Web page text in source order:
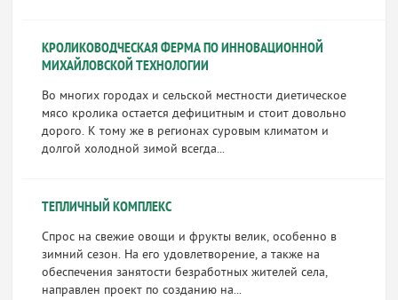
КРОЛИКОВОДЧЕСКАЯ ФЕРМА ПО ИННОВАЦИОННОЙ
МИХАЙЛОВСКОЙ ТЕХНОЛОГИИ
Во многих городах и сельской местности диетическое
мясо кролика остается дефицитным и стоит довольно
дорого. К тому же в регионах суровым климатом и
долгой холодной зимой всегда...
ТЕПЛИЧНЫЙ КОМПЛЕКС
Спрос на свежие овощи и фрукты велик, особенно в
зимний сезон. На его удовлетворение, а также на
обеспечения занятости безработных жителей села,
направлен проект по созданию на...